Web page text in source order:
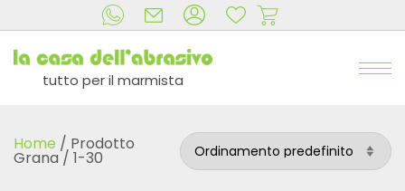
tutto per il marmista
Home / Prodotto
Grana / 1-30